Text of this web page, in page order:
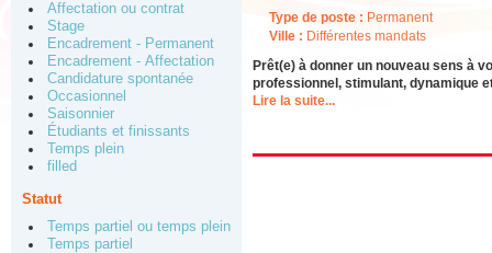
Affectation ou contrat
Stage
Encadrement - Permanent
Encadrement - Affectation
Candidature spontanée
Occasionnel
Saisonnier
Étudiants et finissants
Temps plein
filled
Statut
Temps partiel ou temps plein
Temps partiel
Type de poste : Permanent
Ville : Différentes mandats
Prêt(e) à donner un nouveau sens à
professionnel, stimulant, dynamique
Lire la suite...